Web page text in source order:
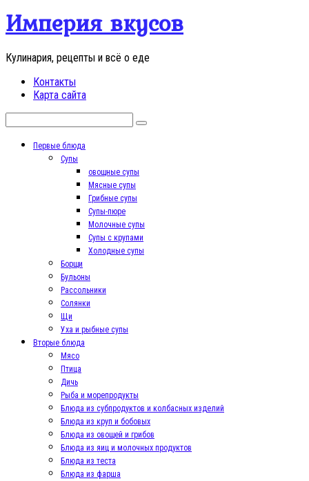
Перейти
контенту
Империя вкусов
Кулинария, рецепты и всё о еде
Контакты
Карта сайта
Первые блюда
Супы
овощные супы
Мясные супы
Грибные супы
Супы-пюре
Молочные супы
Супы с крупами
Холодные супы
Борщи
Бульоны
Рассольники
Солянки
Щи
Уха и рыбные супы
Вторые блюда
Мясо
Птица
Дичь
Рыба и морепродукты
Блюда из субпродуктов и колбасных изделий
Блюда из круп и бобовых
Блюда из овощей и грибов
Блюда из яиц и молочных продуктов
Блюда из теста
Блюда из фарша